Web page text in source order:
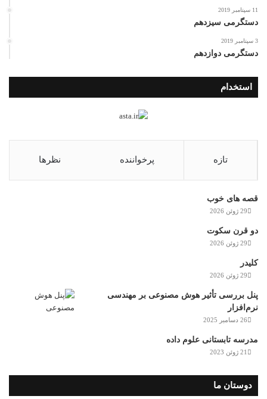
11 سپتامبر 2019
دستگرمی سیزدهم
3 سپتامبر 2019
دستگرمی دوازدهم
استخدام
تازه پرخواننده نظرها
قصه های خوب
29 ژوئن 2026
دو قرن سکوت
29 ژوئن 2026
کلیدر
29 ژوئن 2026
پنل بررسی تأثیر هوش مصنوعی بر مهندسی
نرم‌افزار
26 دسامبر 2025
مدرسه تابستانی علوم داده
21 ژوئن 2023
دوستان ما